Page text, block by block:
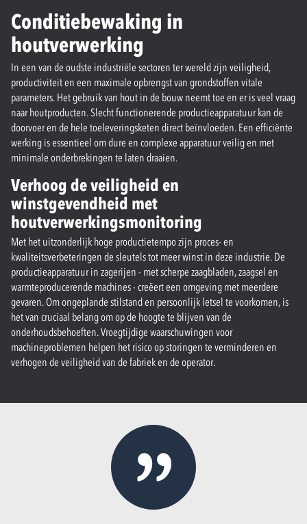
Conditiebewaking in
houtverwerking
In een van de oudste industriële sectoren ter wereld zijn veiligheid,
productiviteit en een maximale opbrengst van grondstoffen vitale
parameters. Het gebruik van hout in de bouw neemt toe en er is veel vraag
naar houtproducten. Slecht functionerende productieapparatuur kan de
doorvoer en de hele toeleveringsketen direct beïnvloeden. Een efficiënte
werking is essentieel om dure en complexe apparatuur veilig en met
minimale onderbrekingen te laten draaien.
Verhoog de veiligheid en
winstgevendheid met
houtverwerkingsmonitoring
Met het uitzonderlijk hoge productietempo zijn proces- en
kwaliteitsverbeteringen de sleutels tot meer winst in deze industrie. De
productieapparatuur in zagerijen - met scherpe zaagbladen, zaagsel en
warmteproducerende machines - creëert een omgeving met meerdere
gevaren. Om ongeplande stilstand en persoonlijk letsel te voorkomen, is
het van cruciaal belang om op de hoogte te blijven van de
onderhoudsbehoeften. Vroegtijdige waarschuwingen voor
machineproblemen helpen het risico op storingen te verminderen en
verhogen de veiligheid van de fabriek en de operator.